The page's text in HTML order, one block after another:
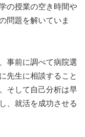
の授業の空き時間や
問題を解いていま
事前に調べて病院選
先生に相談すること
そして自己分析は早
、就活を成功させる